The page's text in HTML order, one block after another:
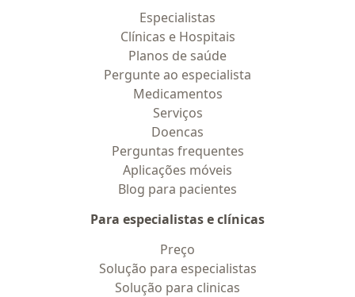
Especialistas
Clínicas e Hospitais
Planos de saúde
Pergunte ao especialista
Medicamentos
Serviços
Doencas
Perguntas frequentes
Aplicações móveis
Blog para pacientes
Para especialistas e clínicas
Preço
Solução para especialistas
Solução para clinicas